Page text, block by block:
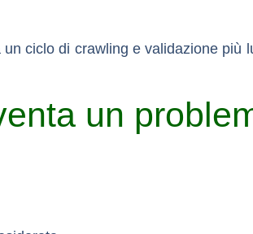
unciclo di crawling e validazione più
un